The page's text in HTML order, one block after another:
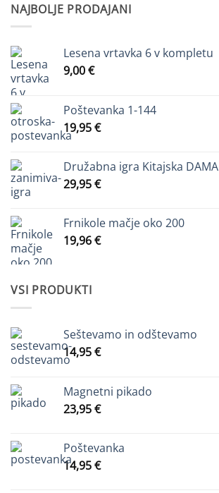
NAJBOLJE PRODAJANI
Lesena vrtavka 6 v kompletu
9,00€
Poštevanka 1-144
19,95€
Družabna igra Kitajska DAMA
29,95€
Frnikole mačje oko 200
19,96€
VSI PRODUKTI
Seštevamo in odštevamo
14,95€
Magnetni pikado
23,95€
Poštevanka
14,95€